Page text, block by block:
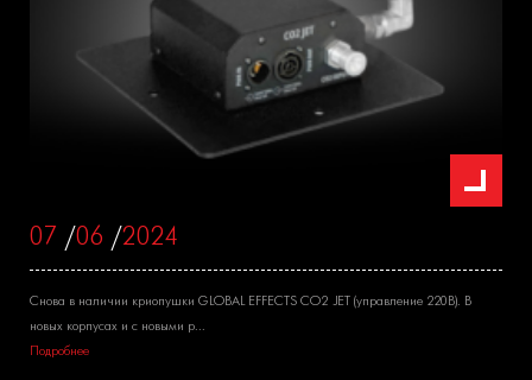
07 /06 /2024
Снова в наличии криопушки GLOBAL EFFECTS CO2 JET (управление 220В). В
новых корпусах и с новыми р...
Подробнее